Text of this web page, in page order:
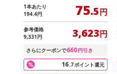
1本あたり
194.4円 75.5円
参考価格
9,331円 3,623円
さらにクーポンで660円引き
16.7ポイント還元